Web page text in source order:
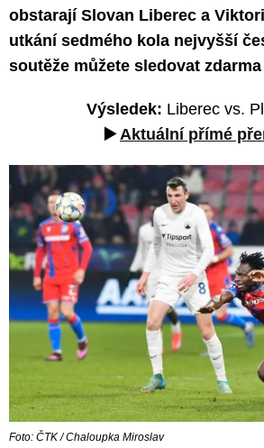
obstarají Slovan Liberec a
utkání sedmého kola nejvyšší
soutěže můžete sledovat zdarma
Výsledek: Liberec vs.
▶️Aktuální přímé
Foto: ČTK / Chaloupka Miroslav